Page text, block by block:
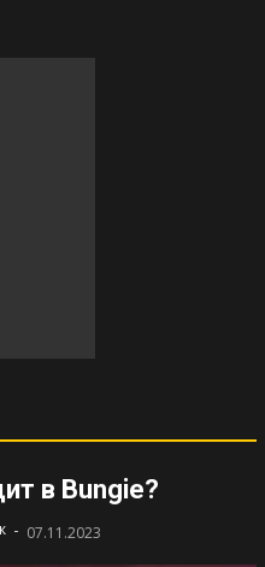
в Bungie?
- 07.11.2023